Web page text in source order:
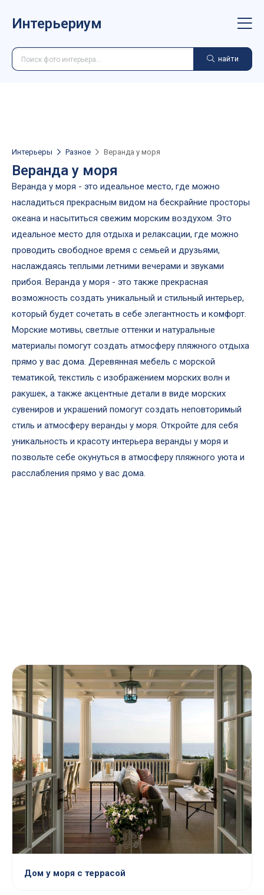
Интерьериум
найти
Интерьеры Разное Веранда у моря
Веранда у моря
Веранда у моря - это идеальное место, где можно
насладиться прекрасным видом на бескрайние просторы
океана и насытиться свежим морским воздухом. Это
идеальное место для отдыха и релаксации, где можно
проводить свободное время с семьей и друзьями,
наслаждаясь теплыми летними вечерами и звуками
прибоя. Веранда у моря - это также прекрасная
возможность создать уникальный и стильный интерьер,
который будет сочетать в себе элегантность и комфорт.
Морские мотивы, светлые оттенки и натуральные
материалы помогут создать атмосферу пляжного отдыха
прямо у вас дома. Деревянная мебель с морской
тематикой, текстиль с изображением морских волн и
ракушек, а также акцентные детали в виде морских
сувениров и украшений помогут создать неповторимый
стиль и атмосферу веранды у моря. Откройте для себя
уникальность и красоту интерьера веранды у моря и
позвольте себе окунуться в атмосферу пляжного уюта и
расслабления прямо у вас дома.
Дом у моря с террасой